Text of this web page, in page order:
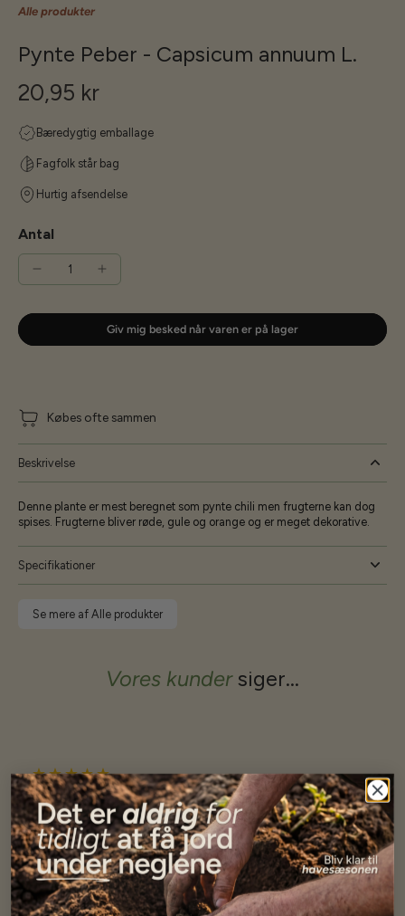
Alle produkter
Pynte Peber - Capsicum annuum L.
20,95 kr
Bæredygtig emballage
Fagfolk står bag
Hurtig afsendelse
Antal
Giv mig besked når varen er på lager
Købes ofte sammen
Beskrivelse
Denne plante er mest beregnet som pynte chili men frugterne kan dog
spises. Frugterne bliver røde, gule og orange og er meget dekorative.
Specifikationer
Se mere af Alle produkter
Vores kundersiger...
Har altid kun mødt god vejledning og hjælp fra Barney (Bjarne)
Har lige i går modtaget de fineste asparges kroner med posten
wauw en god kvalitet og størrelse.
Som skrevet før når jeg har skrevet med Bjarne har jeg altid mødt
venlighed og god service.
Jeg vil klart anbefale andre at købe her fra